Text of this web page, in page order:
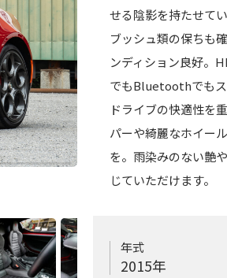
せる陰影を持たせて
ブッシュ類の保ちも
ンディション良好。
でもBluetoothでもス
ドライブの快適性を
パーや綺麗なホイー
を。雨染みのない艶
じていただけます。
年式
2015年